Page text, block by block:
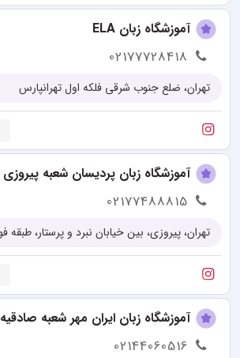
آموزشگاه زبان ELA
02177728418
تهران، ضلع جنوب شرقی فلکه اول تهرانپارس
آموزشگاه زبان پردیسان شعبه پیروزی
02177488815
آموزشگاه زبان ایران مهر شعبه صادقیه
02144060516